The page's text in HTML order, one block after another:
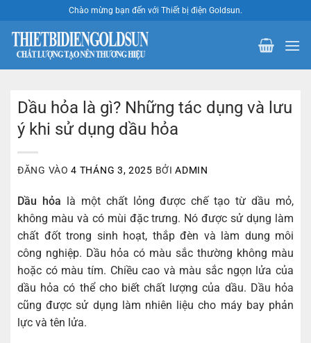
nội
dung
Chào mừng bạn đến với Thiết bị điện Goldsun.
Dầu hỏa là gì? Những tác dụng và lưu
ý khi sử dụng dầu hỏa
ĐĂNG VÀO4 THÁNG 3, 2025 BỞIADMIN
Dầu hỏa là một chất lỏng được chế tạo từ dầu mỏ,
không màu và có mùi đặc trưng. Nó được sử dụng làm
chất đốt trong sinh hoạt, thắp đèn và làm dung môi
công nghiệp. Dầu hỏa có màu sắc thường không màu
hoặc có màu tím. Chiều cao và màu sắc ngọn lửa của
dầu hỏa có thể cho biết chất lượng của dầu. Dầu hỏa
cũng được sử dụng làm nhiên liệu cho máy bay phản
lực và tên lửa.